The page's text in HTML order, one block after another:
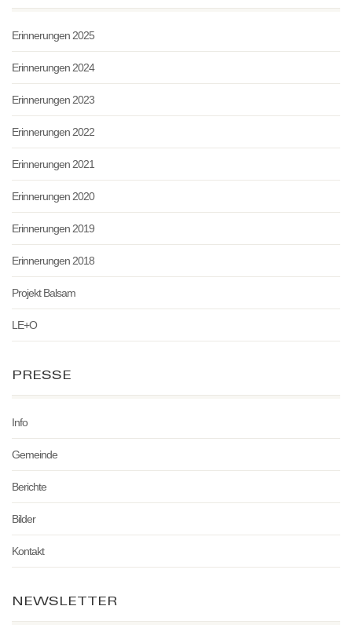
Erinnerungen 2025
Erinnerungen 2024
Erinnerungen 2023
Erinnerungen 2022
Erinnerungen 2021
Erinnerungen 2020
Erinnerungen 2019
Erinnerungen 2018
Projekt Balsam
LE+O
PRESSE
Info
Gemeinde
Berichte
Bilder
Kontakt
NEWSLETTER